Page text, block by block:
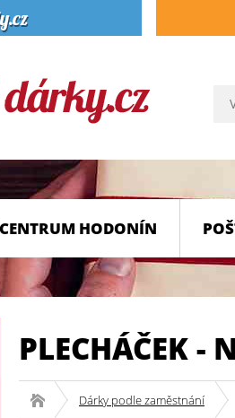
HODONÍN
PLECHÁČEK -
Dárky podle zaměstnání